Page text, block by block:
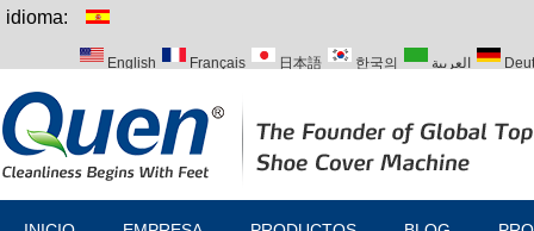
idioma:
English Français 日本語 한국의 العربية